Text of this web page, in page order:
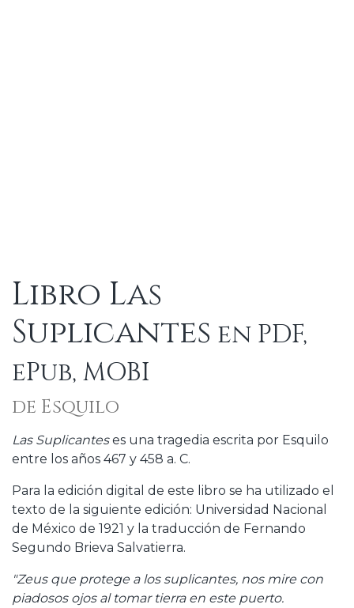
Libro Las
Suplicantes en PDF,
ePub, MOBI
de Esquilo
Las Suplicanteses una tragedia escrita por Esquilo
entre los años 467 y 458 a. C.
Para la edición digital de este libro se ha utilizado el
texto de la siguiente edición: Universidad Nacional
de México de 1921 y la traducción de Fernando
Segundo Brieva Salvatierra.
"Zeus que protege a los suplicantes, nos mire con
piadosos ojos al tomar tierra en este puerto.